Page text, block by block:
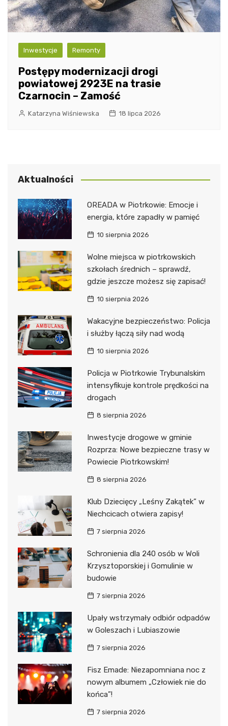
Inwestycje Remonty
Postępy modernizacji drogi
powiatowej 2923E na trasie
Czarnocin – Zamość
Katarzyna Wiśniewska 18 lipca 2026
Aktualności
OREADA w Piotrkowie: Emocje i
energia, które zapadły w pamięć
10 sierpnia 2026
Wolne miejsca w piotrkowskich
szkołach średnich – sprawdź,
gdzie jeszcze możesz się zapisać!
10 sierpnia 2026
Wakacyjne bezpieczeństwo: Policja
i służby łączą siły nad wodą
10 sierpnia 2026
Policja w Piotrkowie Trybunalskim
intensyfikuje kontrole prędkości na
drogach
8 sierpnia 2026
Inwestycje drogowe w gminie
Rozprza: Nowe bezpieczne trasy w
Powiecie Piotrkowskim!
8 sierpnia 2026
Klub Dziecięcy „Leśny Zakątek” w
Niechcicach otwiera zapisy!
7 sierpnia 2026
Schronienia dla 240 osób w Woli
Krzysztoporskiej i Gomulinie w
budowie
7 sierpnia 2026
Upały wstrzymały odbiór odpadów
w Goleszach i Lubiaszowie
7 sierpnia 2026
Fisz Emade: Niezapomniana noc z
nowym albumem „Człowiek nie do
końca”!
7 sierpnia 2026